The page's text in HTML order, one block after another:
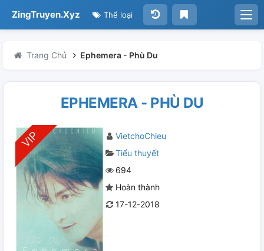
ZingTruyen.Xyz Thể loại
Trang Chủ Ephemera - Phù Du
EPHEMERA - PHÙ DU
VietchoChieu
Tiểu thuyết
694
Hoàn thành
17-12-2018